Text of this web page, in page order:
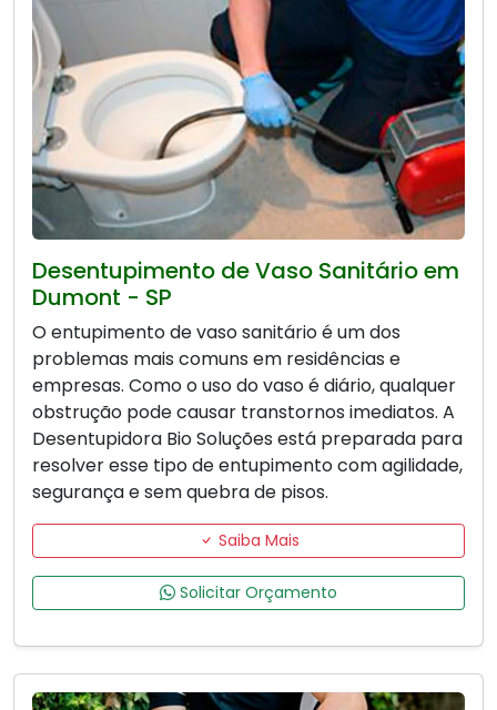
Desentupimento de Vaso Sanitário em
Dumont - SP
O entupimento de vaso sanitário é um dos
problemas mais comuns em residências e
empresas. Como o uso do vaso é diário, qualquer
obstrução pode causar transtornos imediatos. A
Desentupidora Bio Soluções está preparada para
resolver esse tipo de entupimento com agilidade,
segurança e sem quebra de pisos.
Saiba Mais
Solicitar Orçamento